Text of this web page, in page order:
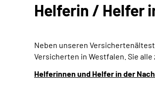
Helferin / Helfer
Neben unseren
Versicherten in Westfalen. Sie
Helferinnen und Helfer in der